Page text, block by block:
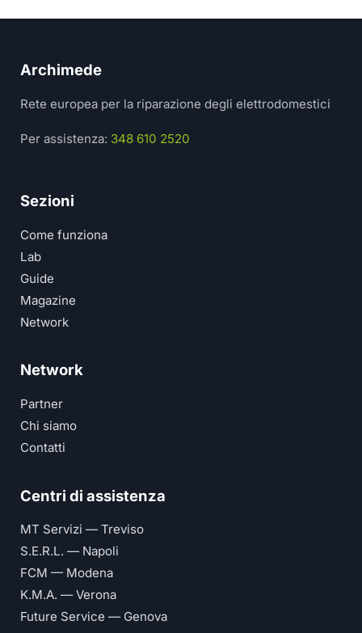
Archimede
Rete europea per la riparazione degli elettrodomestici
Per assistenza: 348 610 2520
Sezioni
Come funziona
Lab
Guide
Magazine
Network
Network
Partner
Chi siamo
Contatti
Centri di assistenza
MT Servizi — Treviso
S.E.R.L. — Napoli
FCM — Modena
K.M.A. — Verona
Future Service — Genova